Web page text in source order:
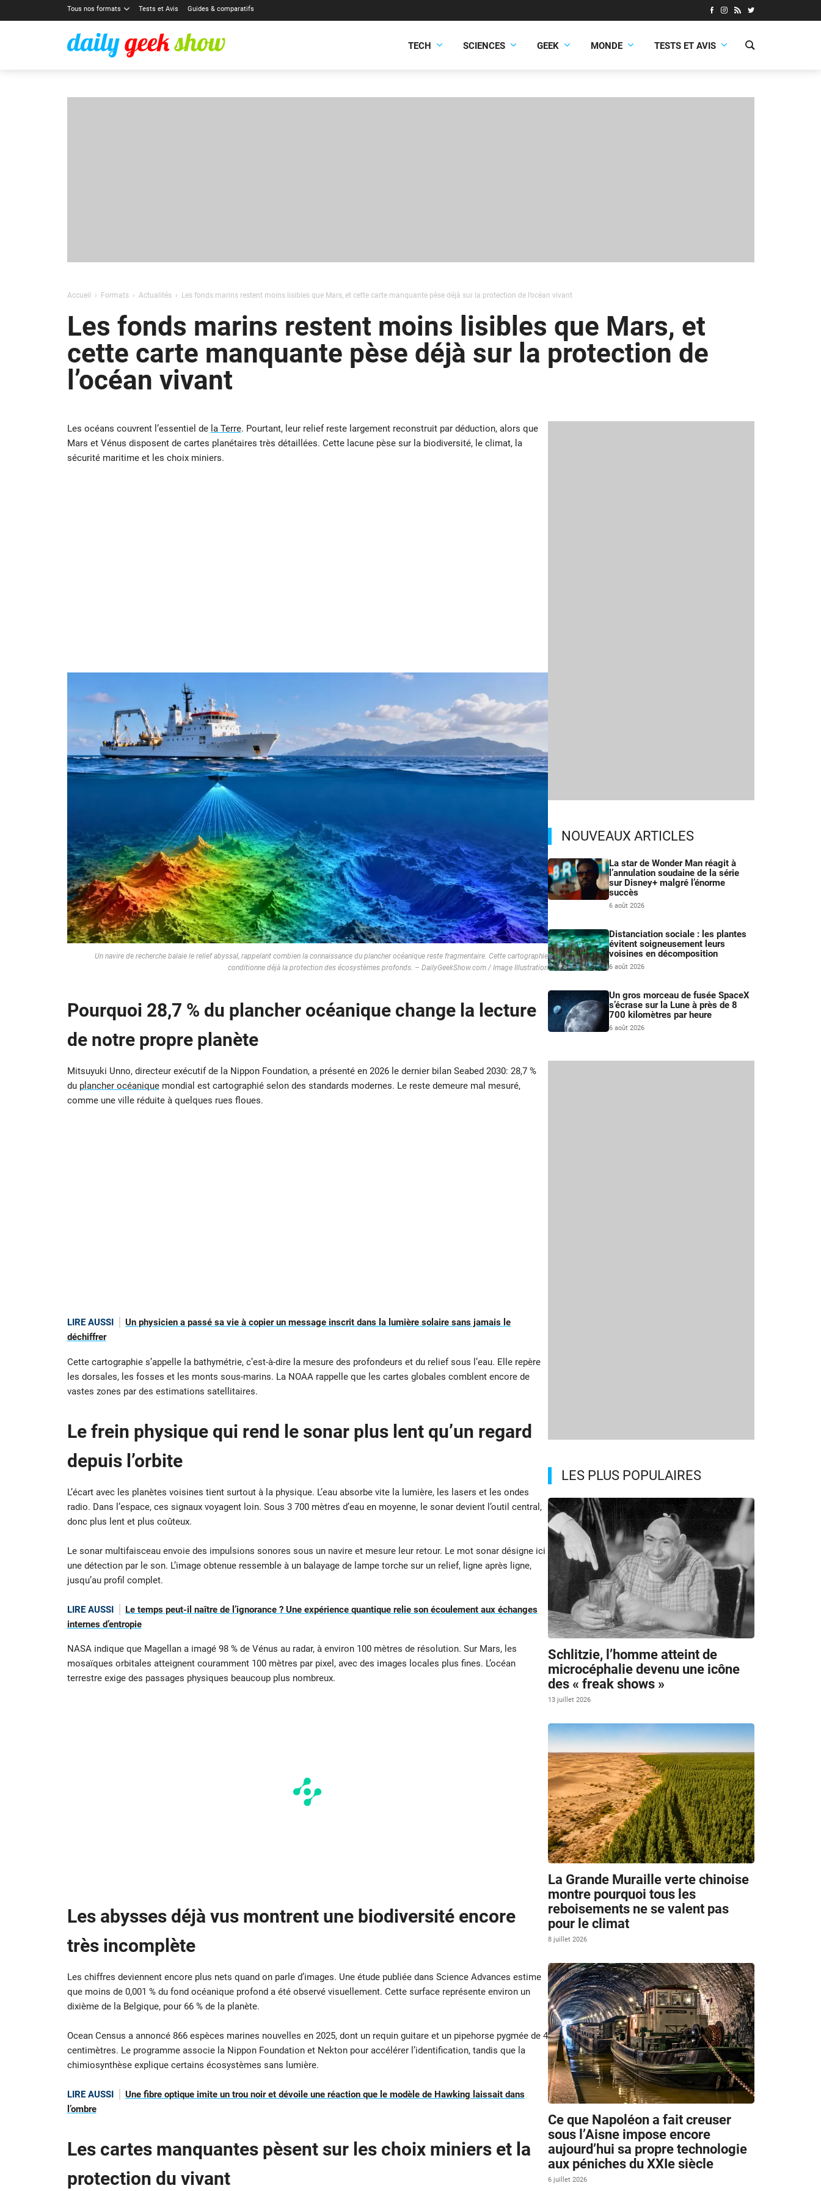
Tous nos formats Tests et Avis Guides & comparatifs
TECH SCIENCES GEEK MONDE TESTS ET AVIS
Accueil Formats Actualités Les fonds marins restent moins lisibles que Mars, et cette carte manquante pèse déjà sur la protection de l’océan vivant
Les fonds marins restent moins lisibles que Mars, et
cette carte manquante pèse déjà sur la protection de
l’océan vivant
Les océans couvrent l’essentiel de la Terre. Pourtant, leur relief reste largement reconstruit par déduction, alors que
Mars et Vénus disposent de cartes planétaires très détaillées. Cette lacune pèse sur la biodiversité, le climat, la
sécurité maritime et les choix miniers.
Un navire de recherche balaie le relief abyssal, rappelant combien la connaissance du plancher océanique reste fragmentaire. Cette cartographie
conditionne déjà la protection des écosystèmes profonds. – DailyGeekShow.com / Image Illustration
Pourquoi 28,7 % du plancher océaniquechange la lecture
de notre propre planète
Mitsuyuki Unno, directeur exécutif de la Nippon Foundation, a présenté en 2026 le dernier bilan Seabed 2030: 28,7 %
du plancher océaniquemondial est cartographié selon des standards modernes. Le reste demeure mal mesuré,
comme une ville réduite à quelques rues floues.
LIRE AUSSI
Un physicien a passé sa vie à copier un message inscrit dans la lumière solaire sans jamais le
déchiffrer
Cette cartographie s’appelle la bathymétrie, c’est-à-dire la mesure des profondeurs et du relief sous l’eau. Elle repère
les dorsales, les fosses et les monts sous-marins. La NOAA rappelle que les cartes globales comblent encore de
vastes zones par des estimations satellitaires.
Le frein physique qui rend le sonarplus lent qu’un regard
depuis l’orbite
L’écart avec les planètes voisines tient surtout à la physique. L’eau absorbe vite la lumière, les lasers et les ondes
radio. Dans l’espace, ces signaux voyagent loin. Sous 3 700 mètres d’eau en moyenne, le sonar devient l’outil central,
donc plus lent et plus coûteux.
Le sonar multifaisceau envoie des impulsions sonores sous un navire et mesure leur retour. Le mot sonar désigne ici
une détection par le son. L’image obtenue ressemble à un balayage de lampe torche sur un relief, ligne après ligne,
jusqu’au profil complet.
LIRE AUSSI
Le temps peut-il naître de l’ignorance ? Une expérience quantique relie son écoulement aux échanges
internes d’entropie
NASA indique que Magellan a imagé 98 % de Vénus au radar, à environ 100 mètres de résolution. Sur Mars, les
mosaïques orbitales atteignent couramment 100 mètres par pixel, avec des images locales plus fines. L’océan
terrestre exige des passages physiques beaucoup plus nombreux.
Les abysses déjà vus montrent une biodiversitéencore
très incomplète
Les chiffres deviennent encore plus nets quand on parle d’images. Une étude publiée dans Science Advances estime
que moins de 0,001 % du fond océanique profond a été observé visuellement. Cette surface représente environ un
dixième de la Belgique, pour 66 % de la planète.
Ocean Census a annoncé 866 espèces marines nouvelles en 2025, dont un requin guitare et un pipehorse pygmée de 4
centimètres. Le programme associe la Nippon Foundation et Nekton pour accélérer l’identification, tandis que la
chimiosynthèse explique certains écosystèmes sans lumière.
LIRE AUSSI
Une fibre optique imite un trou noir et dévoile une réaction que le modèle de Hawking laissait dans
l’ombre
Les cartes manquantes pèsent sur les choix minierset la
protection du vivant
NOUVEAUX ARTICLES
La star de Wonder Man réagit à
l’annulation soudaine de la série
sur Disney+ malgré l’énorme
succès
6 août 2026
Distanciation sociale : les plantes
évitent soigneusement leurs
voisines en décomposition
6 août 2026
Un gros morceau de fusée SpaceX
s’écrase sur la Lune à près de 8
700 kilomètres par heure
6 août 2026
LES PLUS POPULAIRES
Schlitzie, l’homme atteint de
microcéphalie devenu une icône
des « freak shows »
13 juillet 2026
La Grande Muraille verte chinoise
montre pourquoi tous les
reboisements ne se valent pas
pour le climat
8 juillet 2026
Ce que Napoléon a fait creuser
sous l’Aisne impose encore
aujourd’hui sa propre technologie
aux péniches du XXIe siècle
6 juillet 2026